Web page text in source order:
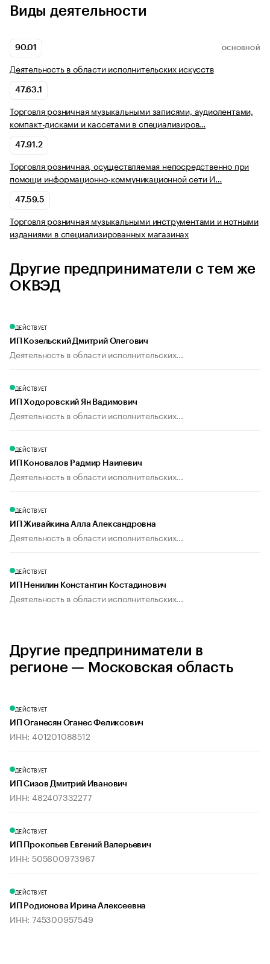
Виды деятельности
90.01 ОСНОВНОЙ
Деятельность в области исполнительских искусств
47.63.1
Торговля розничная музыкальными записями, аудиолентами,
компакт-дисками и кассетами в специализиров…
47.91.2
Торговля розничная, осуществляемая непосредственно при
помощи информационно-коммуникационной сети И…
47.59.5
Торговля розничная музыкальными инструментами и нотными
изданиями в специализированных магазинах
Другие предприниматели с тем же
ОКВЭД
ДЕЙСТВУЕТ
ИП Козельский Дмитрий Олегович
Деятельность в области исполнительских...
ДЕЙСТВУЕТ
ИП Ходоровский Ян Вадимович
Деятельность в области исполнительских...
ДЕЙСТВУЕТ
ИП Коновалов Радмир Наилевич
Деятельность в области исполнительских...
ДЕЙСТВУЕТ
ИП Живайкина Алла Александровна
Деятельность в области исполнительских...
ДЕЙСТВУЕТ
ИП Ненилин Константин Костадинович
Деятельность в области исполнительских...
Другие предприниматели в
регионе — Московская область
ДЕЙСТВУЕТ
ИП Оганесян Оганес Феликсович
ИНН: 401201088512
ДЕЙСТВУЕТ
ИП Сизов Дмитрий Иванович
ИНН: 482407332277
ДЕЙСТВУЕТ
ИП Прокопьев Евгений Валерьевич
ИНН: 505600973967
ДЕЙСТВУЕТ
ИП Родионова Ирина Алексеевна
ИНН: 745300957549